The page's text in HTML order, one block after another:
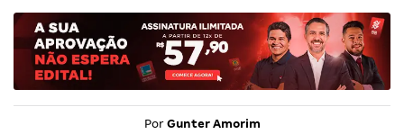
Por Gunter Amorim